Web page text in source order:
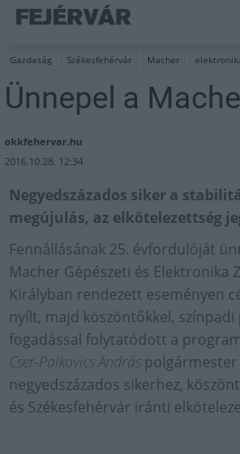
Gazdaság Székesfehérvár Macher
Ünnepel a
okkfehervar.hu
2016.10.28. 12:34
Negyedszázados siker a
megújulás, az elkötelezettség
Fennállásának 25. évfordulóját
Macher Gépészeti és Elektronika
Királyban rendezett eseményen
nyílt, majd köszöntőkkel,
fogadással folytatódott a
Cser-Palkovics András
negyedszázados sikerhez,
és Székesfehérvár iránti